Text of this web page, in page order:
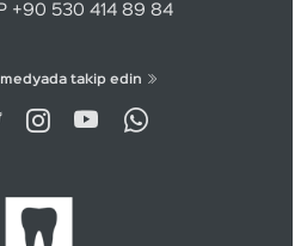
+90 530 414 89 84
takip edin